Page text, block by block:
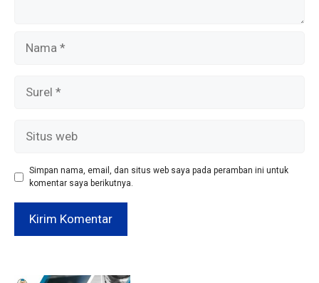
Simpan nama, email, dan situs web saya pada peramban ini untuk
komentar saya berikutnya.